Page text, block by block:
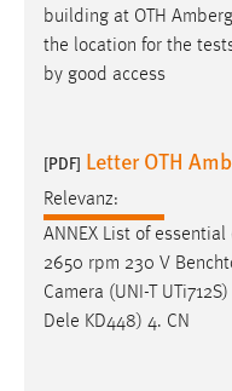
building at OTH
the location for the
by good access
[PDF] Letter OTH
Relevanz:
ANNEX List of essential
2650 rpm 230 V
Camera (UNI-T
Dele KD448) 4. CN